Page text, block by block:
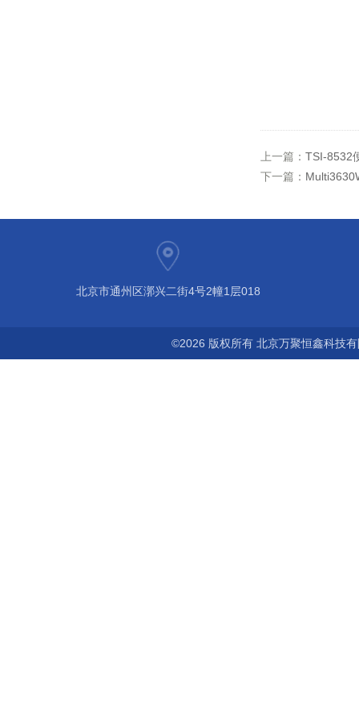
上一篇： TSI-8532
下一篇：
北京市通州区漷兴二街4号2幢1层018
©2026 版权所有 北京万聚恒鑫科技